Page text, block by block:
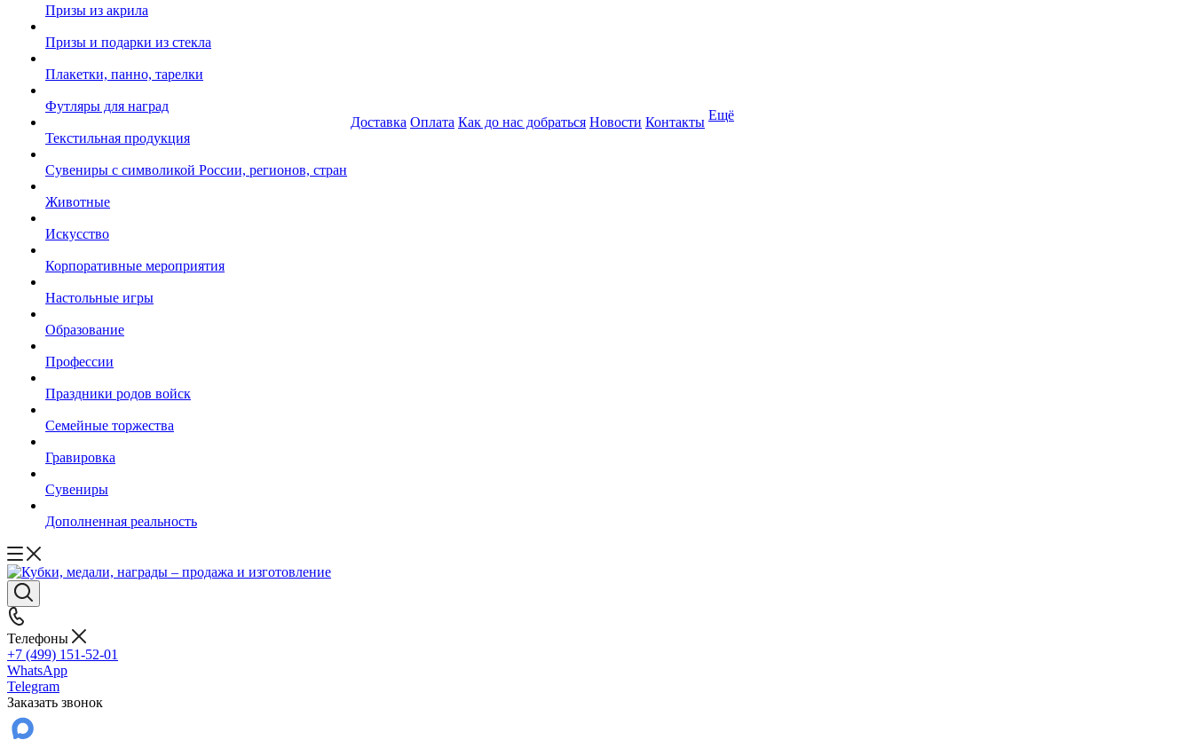
Призы из акрила
Призы и подарки из стекла
Плакетки, панно, тарелки
Футляры для наград
Текстильная продукция
Сувениры с символикой России, регионов, стран
Животные
Искусство
Корпоративные мероприятия
Настольные игры
Образование
Профессии
Праздники родов войск
Семейные торжества
Гравировка
Сувениры
Дополненная реальность
Доставка Оплата Как до нас добраться Новости Контакты Ещё
Телефоны
+7 (499) 151-52-01
WhatsApp
Telegram
Заказать звонок